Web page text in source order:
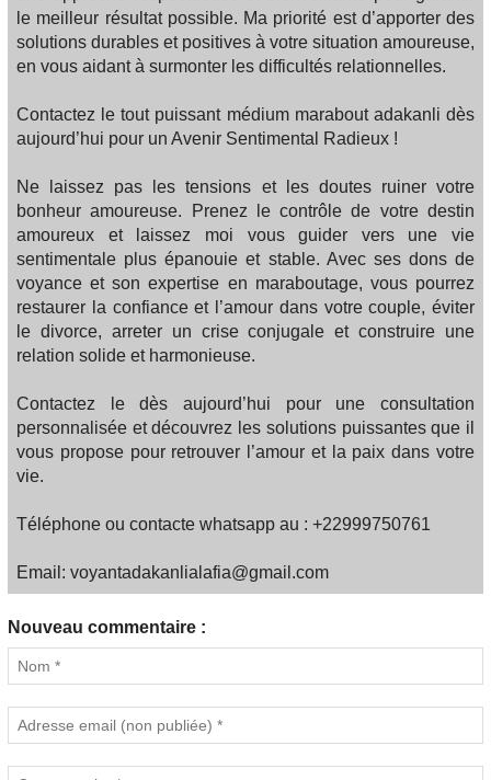
le meilleur résultat possible. Ma priorité est d’apporter des
solutions durables et positives à votre situation amoureuse,
en vous aidant à surmonter les difficultés relationnelles.
Contactez le tout puissant médium marabout adakanli dès
aujourd’hui pour un Avenir Sentimental Radieux !
Ne laissez pas les tensions et les doutes ruiner votre
bonheur amoureuse. Prenez le contrôle de votre destin
amoureux et laissez moi vous guider vers une vie
sentimentale plus épanouie et stable. Avec ses dons de
voyance et son expertise en maraboutage, vous pourrez
restaurer la confiance et l’amour dans votre couple, éviter
le divorce, arreter un crise conjugale et construire une
relation solide et harmonieuse.
Contactez le dès aujourd’hui pour une consultation
personnalisée et découvrez les solutions puissantes que il
vous propose pour retrouver l’amour et la paix dans votre
vie.
Téléphone ou contacte whatsapp au : +22999750761
Email: voyantadakanlialafia@gmail.com
Nouveau commentaire :